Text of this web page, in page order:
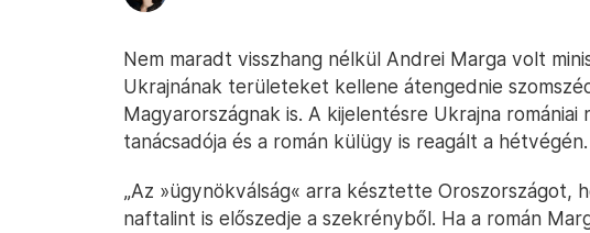
Nem maradt visszhang nélkül Andrei Marga volt
Ukrajnának területeket kellene átengednie
Magyarországnak is. A kijelentésre Ukrajna
tanácsadója és a román külügy is reagált a hétvégén.
„Az »ügynökválság« arra késztette Oroszországot,
naftalint is előszedje a szekrényből. Ha a román